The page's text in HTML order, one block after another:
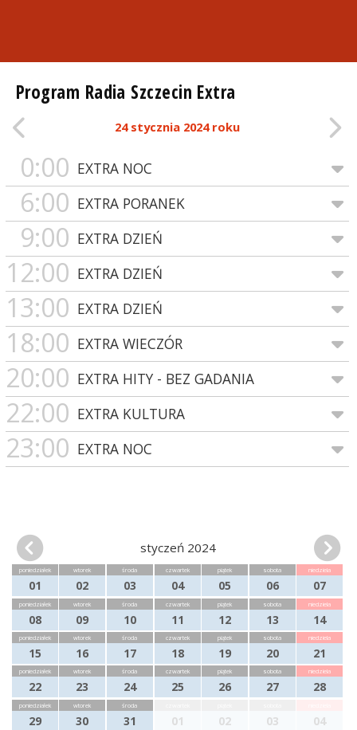
Program Radia Szczecin Extra
24 stycznia 2024 roku
0:00 EXTRA NOC
6:00 EXTRA PORANEK
9:00 EXTRA DZIEŃ
12:00 EXTRA DZIEŃ
13:00 EXTRA DZIEŃ
18:00 EXTRA WIECZÓR
20:00 EXTRA HITY - BEZ GADANIA
22:00 EXTRA KULTURA
23:00 EXTRA NOC
styczeń 2024
poniedziałek
01
wtorek
02
środa
03
czwartek
04
piątek
05
sobota
06
niedziela
07
poniedziałek
08
wtorek
09
środa
10
czwartek
11
piątek
12
sobota
13
niedziela
14
poniedziałek
15
wtorek
16
środa
17
czwartek
18
piątek
19
sobota
20
niedziela
21
poniedziałek
22
wtorek
23
środa
24
czwartek
25
piątek
26
sobota
27
niedziela
28
poniedziałek
29
wtorek
30
środa
31 01 02 03 04